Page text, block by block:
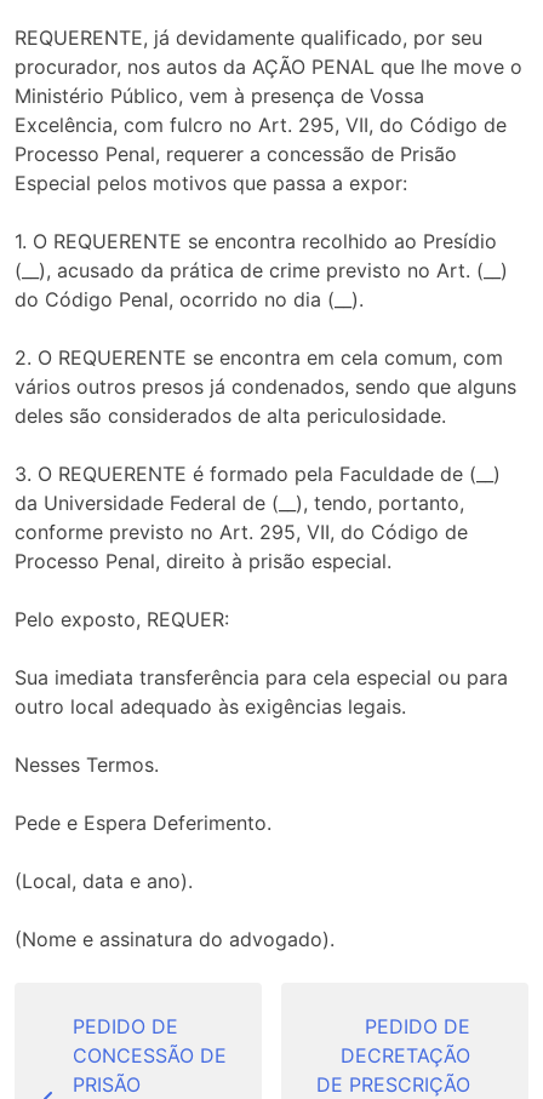
REQUERENTE, já devidamente qualificado, por seu
procurador, nos autos da AÇÃO PENAL que lhe move o
Ministério Público, vem à presença de Vossa
Excelência, com fulcro no Art. 295, VII, do Código de
Processo Penal, requerer a concessão de Prisão
Especial pelos motivos que passa a expor:
1. O REQUERENTE se encontra recolhido ao Presídio
(__), acusado da prática de crime previsto no Art. (__)
do Código Penal, ocorrido no dia (__).
2. O REQUERENTE se encontra em cela comum, com
vários outros presos já condenados, sendo que alguns
deles são considerados de alta periculosidade.
3. O REQUERENTE é formado pela Faculdade de (__)
da Universidade Federal de (__), tendo, portanto,
conforme previsto no Art. 295, VII, do Código de
Processo Penal, direito à prisão especial.
Pelo exposto, REQUER:
Sua imediata transferência para cela especial ou para
outro local adequado às exigências legais.
Nesses Termos.
Pede e Espera Deferimento.
(Local, data e ano).
(Nome e assinatura do advogado).
Post
PEDIDO DE
CONCESSÃO DE
PRISÃO
PEDIDO DE
DECRETAÇÃO
DE PRESCRIÇÃO